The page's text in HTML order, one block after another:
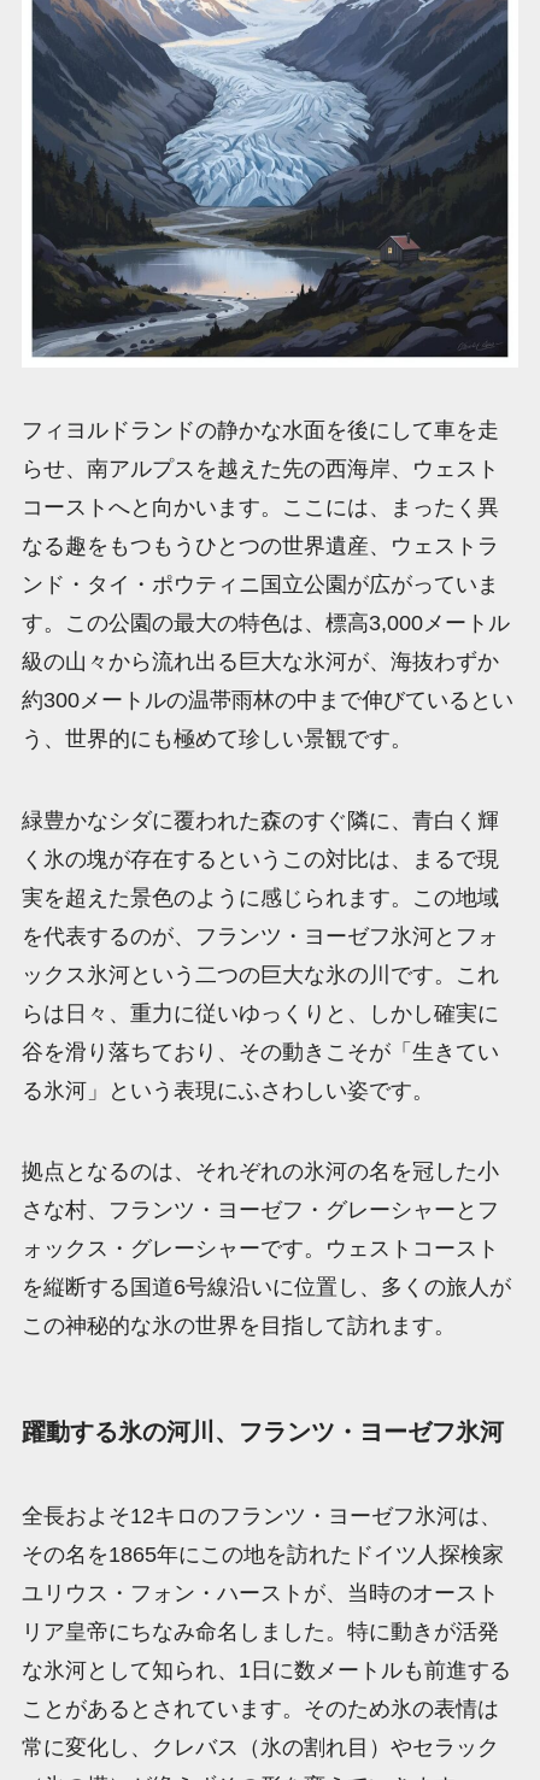
フィヨルドランドの静かな水面を後にして車を走
らせ、南アルプスを越えた先の西海岸、ウェスト
コーストへと向かいます。ここには、まったく異
なる趣をもつもうひとつの世界遺産、ウェストラ
ンド・タイ・ポウティニ国立公園が広がっていま
す。この公園の最大の特色は、標高3,000メートル
級の山々から流れ出る巨大な氷河が、海抜わずか
約300メートルの温帯雨林の中まで伸びているとい
う、世界的にも極めて珍しい景観です。
緑豊かなシダに覆われた森のすぐ隣に、青白く輝
く氷の塊が存在するというこの対比は、まるで現
実を超えた景色のように感じられます。この地域
を代表するのが、フランツ・ヨーゼフ氷河とフォ
ックス氷河という二つの巨大な氷の川です。これ
らは日々、重力に従いゆっくりと、しかし確実に
谷を滑り落ちており、その動きこそが「生きてい
る氷河」という表現にふさわしい姿です。
拠点となるのは、それぞれの氷河の名を冠した小
さな村、フランツ・ヨーゼフ・グレーシャーとフ
ォックス・グレーシャーです。ウェストコースト
を縦断する国道6号線沿いに位置し、多くの旅人が
この神秘的な氷の世界を目指して訪れます。
躍動する氷の河川、フランツ・ヨーゼフ氷河
全長およそ12キロのフランツ・ヨーゼフ氷河は、
その名を1865年にこの地を訪れたドイツ人探検家
ユリウス・フォン・ハーストが、当時のオースト
リア皇帝にちなみ命名しました。特に動きが活発
な氷河として知られ、1日に数メートルも前進する
ことがあるとされています。そのため氷の表情は
常に変化し、クレバス（氷の割れ目）やセラック